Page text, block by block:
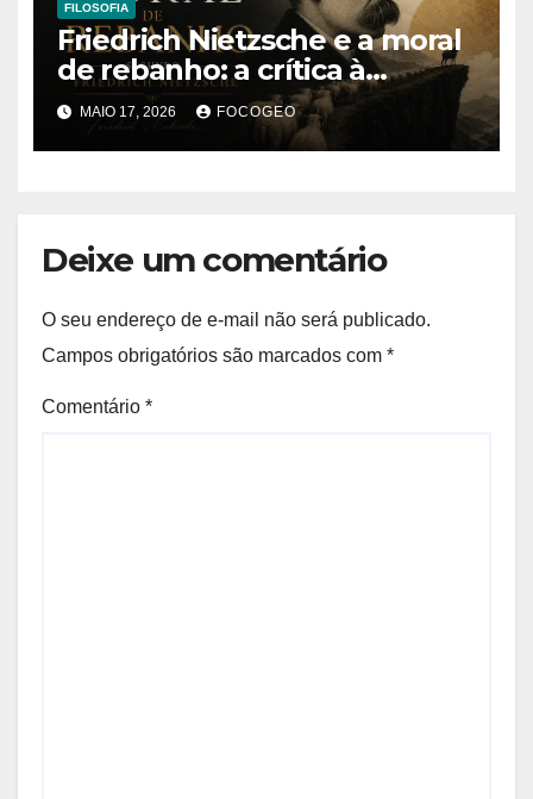
FILOSOFIA
Friedrich Nietzsche e a moral
de rebanho: a crítica à
conformidade e aos valores
da sociedade moderna
MAIO 17, 2026 FOCOGEO
Deixe um comentário
O seu endereço de e-mail não será publicado.
Campos obrigatórios são marcados com *
Comentário *